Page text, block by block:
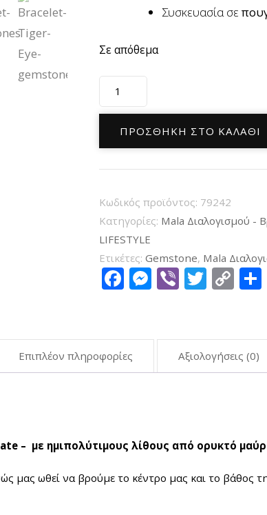
Συσκευασία σε
Σε απόθεμα
Χειροποίητο
Βραχιόλι
από
ημιπολύτιμους
λίθους
Αχάτη
Black
Agate
ποσότητα
ΠΡΟΣΘΉΚΗ ΣΤΟ ΚΑΛΆΘΙ
Κωδικός προϊόντος: 79242
Κατηγορίες: Mala Διαλογισμού -
LIFESTYLE
Ετικέτες:Gemstone, Mala
Facebook
Messenger
ViberTwitter
Επιπλέον πληροφορίες Αξιολογήσεις (0)
– με ημιπολύτιμους λίθους από ορυκτό
μας ωθεί να βρούμε το κέντρο μας και το